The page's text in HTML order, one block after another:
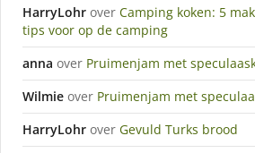
HarryLohr over Camping koken: 5
tips voor op de camping
anna over Pruimenjam met
Wilmie over Pruimenjam met
HarryLohr over Gevuld Turks brood